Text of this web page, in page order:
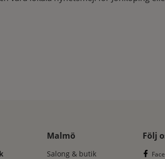
Malmö
Salong & butik
Följ